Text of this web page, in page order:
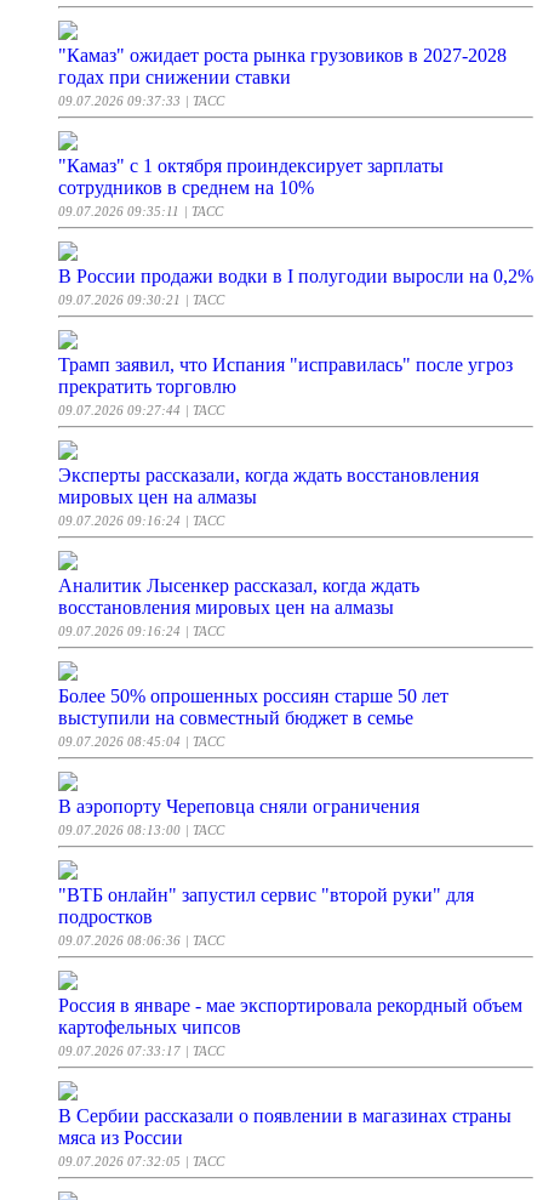
"Камаз" ожидает роста рынка грузовиков в 2027-2028
годах при снижении ставки
09.07.2026 09:37:33 | ТАСС
"Камаз" с 1 октября проиндексирует зарплаты
сотрудников в среднем на 10%
09.07.2026 09:35:11 | ТАСС
В России продажи водки в I полугодии выросли на 0,2%
09.07.2026 09:30:21 | ТАСС
Трамп заявил, что Испания "исправилась" после угроз
прекратить торговлю
09.07.2026 09:27:44 | ТАСС
Эксперты рассказали, когда ждать восстановления
мировых цен на алмазы
09.07.2026 09:16:24 | ТАСС
Аналитик Лысенкер рассказал, когда ждать
восстановления мировых цен на алмазы
09.07.2026 09:16:24 | ТАСС
Более 50% опрошенных россиян старше 50 лет
выступили на совместный бюджет в семье
09.07.2026 08:45:04 | ТАСС
В аэропорту Череповца сняли ограничения
09.07.2026 08:13:00 | ТАСС
"ВТБ онлайн" запустил сервис "второй руки" для
подростков
09.07.2026 08:06:36 | ТАСС
Россия в январе - мае экспортировала рекордный объем
картофельных чипсов
09.07.2026 07:33:17 | ТАСС
В Сербии рассказали о появлении в магазинах страны
мяса из России
09.07.2026 07:32:05 | ТАСС